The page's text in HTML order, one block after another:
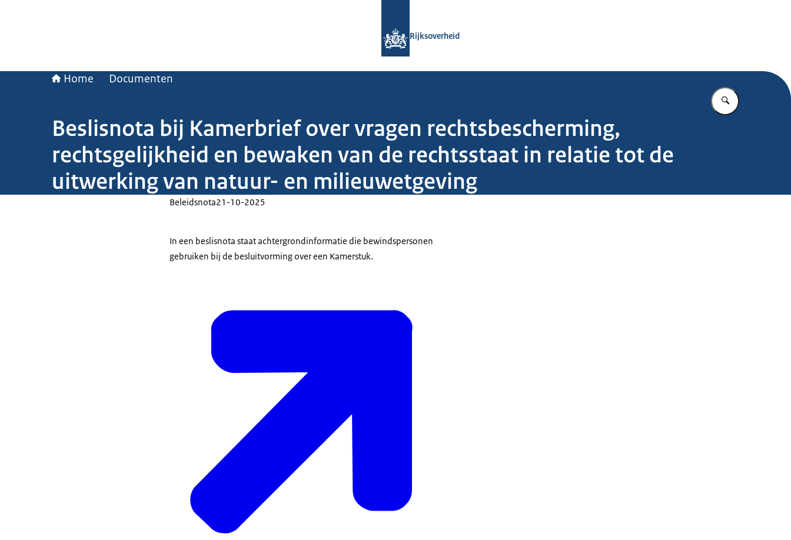
Rijksoverheid
Home Documenten
Vul in wat u
Beslisnota bij Kamerbrief over vragen rechtsbescherming,
rechtsgelijkheid en bewaken van de rechtsstaat in relatie tot de
uitwerking van natuur- en milieuwetgeving
Beleidsnota21-10-2025
In een beslisnota staat achtergrondinformatie die bewindspersonen
gebruiken bij de besluitvorming over een Kamerstuk.